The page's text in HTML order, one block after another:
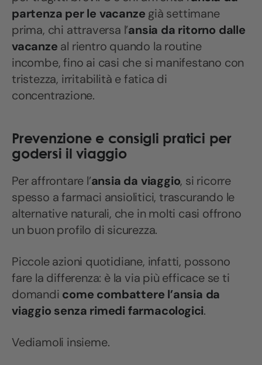
partenza per le vacanze già settimane
prima, chi attraversa l’ansia da ritorno dalle
vacanze al rientro quando la routine
incombe, fino ai casi che si manifestano con
tristezza, irritabilità e fatica di
concentrazione.
Prevenzione e consigli pratici per
godersi il viaggio
Per affrontare l’ansia da viaggio, si ricorre
spesso a farmaci ansiolitici, trascurando le
alternative naturali, che in molti casi offrono
un buon profilo di sicurezza.
Piccole azioni quotidiane, infatti, possono
fare la differenza: è la via più efficace se ti
domandi come combattere l’ansia da
viaggio senza rimedi farmacologici.
Vediamoli insieme.